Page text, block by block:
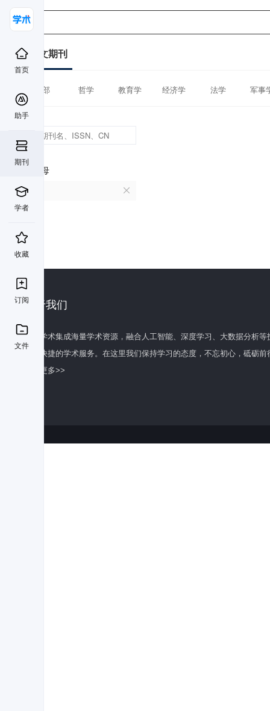
首页
助手
期刊
学者
收藏
订阅
文件
中文期刊
全部 哲学 教育学 经济学 法学 军事
首字母
P
关于我们
百度学术集成海量学术资源，融合人工智能、深度学习、大数据分析
全面快捷的学术服务。在这里我们保持学习的态度，不忘初心，砥砺前
了解更多>>